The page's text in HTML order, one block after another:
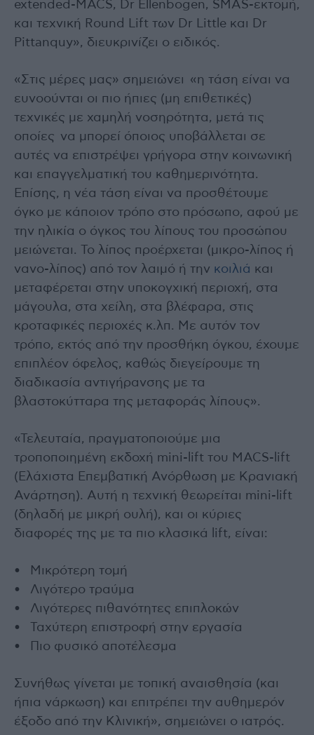
extended-MACS, Dr Ellenbogen, SMAS-εκτομή,
και τεχνική Round Lift των Dr Little και Dr
Pittanquy», διευκρινίζει ο ειδικός.
«Στις μέρες μας» σημειώνει «η τάση είναι να
ευνοούνται οι πιο ήπιες (μη επιθετικές)
τεχνικές με χαμηλή νοσηρότητα, μετά τις
οποίες να μπορεί όποιος υποβάλλεται σε
αυτές να επιστρέψει γρήγορα στην κοινωνική
και επαγγελματική του καθημερινότητα.
Επίσης, η νέα τάση είναι να προσθέτουμε
όγκο με κάποιον τρόπο στο πρόσωπο, αφού με
την ηλικία ο όγκος του λίπους του προσώπου
μειώνεται. Το λίπος προέρχεται (μικρο-λίπος ή
νανο-λίπος) από τον λαιμό ή την κοιλιά και
μεταφέρεται στην υποκογχική περιοχή, στα
μάγουλα, στα χείλη, στα βλέφαρα, στις
κροταφικές περιοχές κ.λπ. Με αυτόν τον
τρόπο, εκτός από την προσθήκη όγκου, έχουμε
επιπλέον όφελος, καθώς διεγείρουμε τη
διαδικασία αντιγήρανσης με τα
βλαστοκύτταρα της μεταφοράς λίπους».
«Τελευταία, πραγματοποιούμε μια
τροποποιημένη εκδοχή mini-lift του MACS-lift
(Ελάχιστα Επεμβατική Ανόρθωση με Κρανιακή
Ανάρτηση). Αυτή η τεχνική θεωρείται mini-lift
(δηλαδή με μικρή ουλή), και οι κύριες
διαφορές της με τα πιο κλασικά lift, είναι:
• Μικρότερη τομή
• Λιγότερο τραύμα
• Λιγότερες πιθανότητες επιπλοκών
• Ταχύτερη επιστροφή στην εργασία
• Πιο φυσικό αποτέλεσμα
Συνήθως γίνεται με τοπική αναισθησία (και
ήπια νάρκωση) και επιτρέπει την αυθημερόν
έξοδο από την Κλινική», σημειώνει ο ιατρός.